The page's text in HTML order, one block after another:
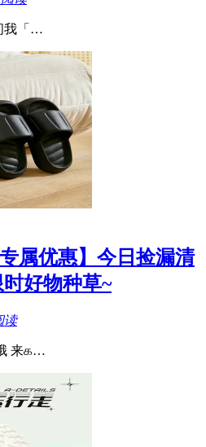
我「…
专属优惠】今日捡漏清
好物种草~
读
来௧…